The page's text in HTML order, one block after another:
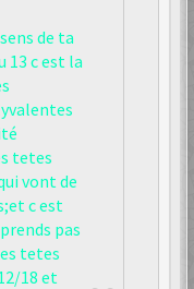
de ta
13 c est la
tetes
vont de
c est
pas
tetes
18 et